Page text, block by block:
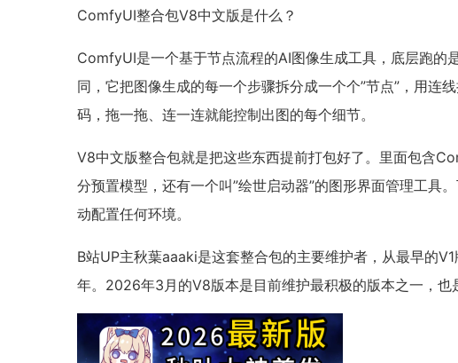
ComfyUI整合包V8中文版是什么？
ComfyUI是一个基于节点流程的AI图像生成工具，底层跑
同，它把图像生成的每一个步骤拆分成一个个”节点”，用连
码，拖一拖、连一连就能控制出图的每个细节。
V8中文版整合包就是把这些东西提前打包好了。里面包含
分预置模型，还有一个叫”绘世启动器”的图形界面管理工具
动配置任何环境。
B站UP主秋葉aaaki是这套整合包的主要维护者，从最早的
年。2026年3月的V8版本是目前维护最积极的版本之一，也